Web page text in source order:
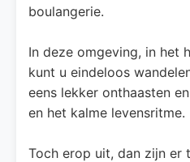
boulangerie.
In deze omgeving, in het
kunt u eindeloos
eens lekker onthaasten
en het kalme levensritme.
Toch erop uit, dan zijn er